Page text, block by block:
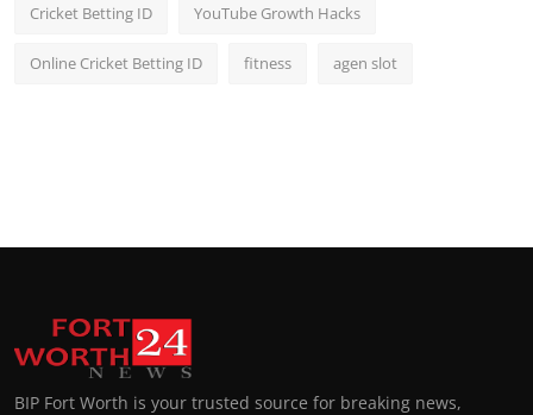
Cricket Betting ID YouTube Growth Hacks
Online Cricket Betting ID fitness agen slot
BIP Fort Worth is your trusted source for breaking news,